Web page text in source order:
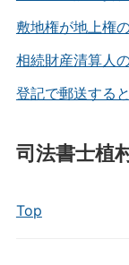
敷地権が地上権
相続財産清算人
登記で郵送する
司法書士植
Top